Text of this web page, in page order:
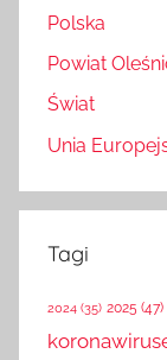
Polska
Powiat
Świat
Unia
Tagi
2024 (35) 2025 (47)